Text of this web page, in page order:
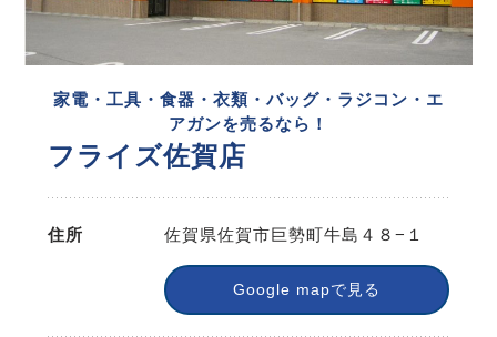
家電・工具・食器・衣類・バッグ・ラジコン・エ
アガンを売るなら！
フライズ佐賀店
住所 佐賀県佐賀市巨勢町牛島４８−１
Google mapで見る